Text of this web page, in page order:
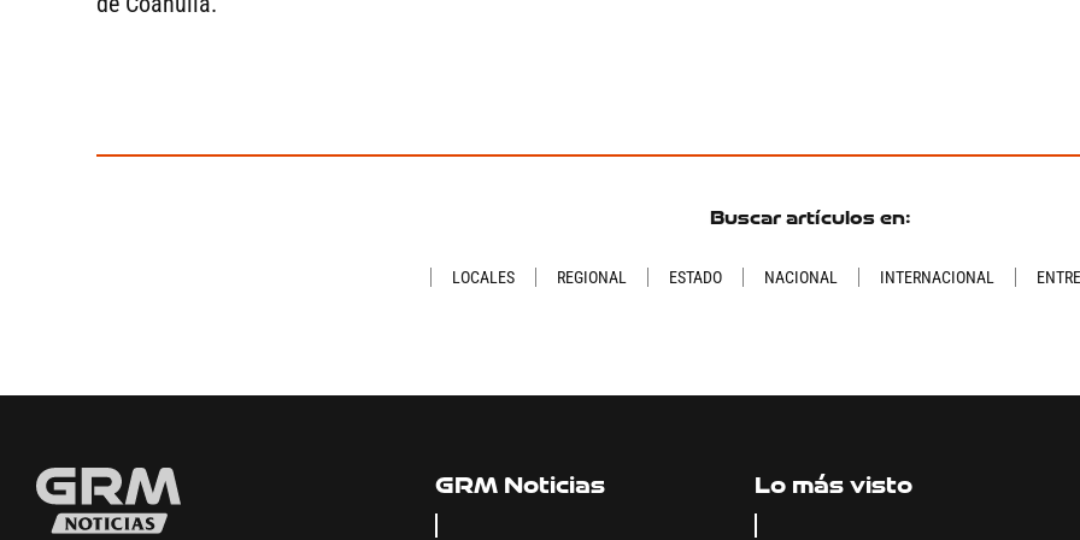
Buscar artículos en:
LOCALES REGIONAL ESTADO NACIONAL INTERNACIONAL
GRM Noticias Lo más visto